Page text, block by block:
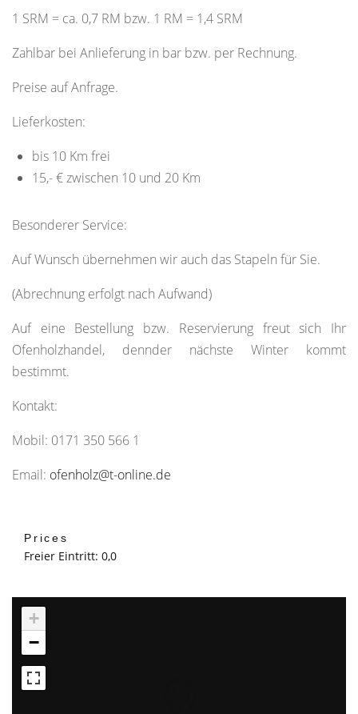
1 SRM = ca. 0,7 RM bzw. 1 RM = 1,4 SRM
Zahlbar bei Anlieferung in bar bzw. per Rechnung.
Preise auf Anfrage.
Lieferkosten:
bis 10 Km frei
15,- € zwischen 10 und 20 Km
Besonderer Service:
Auf Wunsch übernehmen wir auch das Stapeln für Sie.
(Abrechnung erfolgt nach Aufwand)
Auf eine Bestellung bzw. Reservierung freut sich Ihr
Ofenholzhandel, dennder nächste Winter kommt
bestimmt.
Kontakt:
Mobil: 0171 350 566 1
Email: ofenholz@t-online.de
Prices
Freier Eintritt: 0,0
+
−